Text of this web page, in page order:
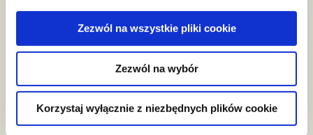
Zezwól na wszystkie pliki cookie
Zezwól na wybór
Korzystaj wyłącznie z niezbędnych plików cookie
Infrastructure investments